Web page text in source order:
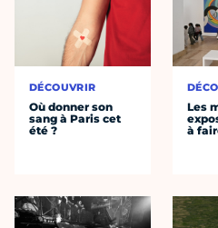
DÉCOUVRIR
Où donner son
sang à Paris cet
été ?
Les
à